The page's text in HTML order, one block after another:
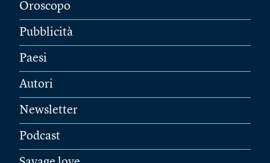
Oroscopo
Pubblicità
Paesi
Autori
Newsletter
Podcast